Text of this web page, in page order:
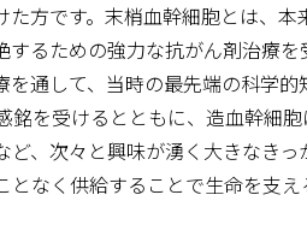
方です。末梢血幹細胞とは、
るための強力な抗がん剤治療
通して、当時の最先端の科学
を受けるとともに、造血幹細
、次々と興味が湧く大きなき
なく供給することで生命を支